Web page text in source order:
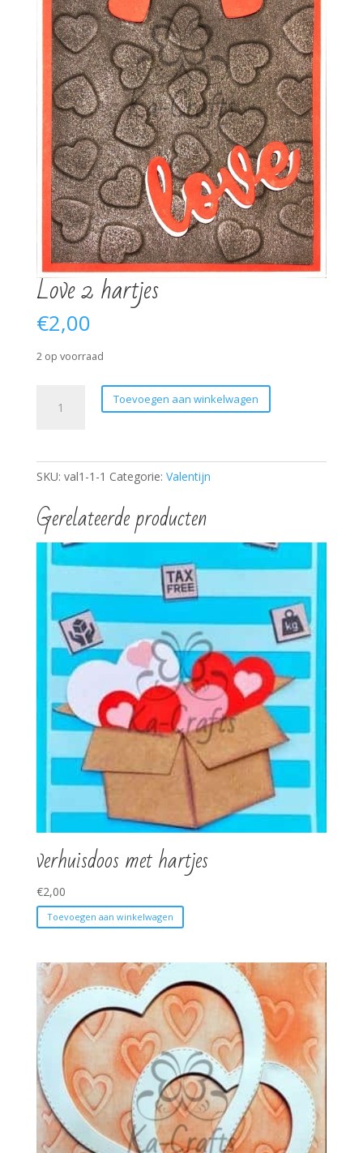
Love 2 hartjes
€2,00
2 op voorraad
Toevoegen aan winkelwagen
SKU: val1-1-1 Categorie: Valentijn
Gerelateerde producten
verhuisdoos met hartjes
€2,00
Toevoegen aan winkelwagen